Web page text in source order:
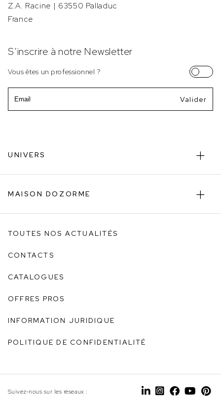
Z.A. Racine | 63550 Palladuc
France
S’inscrire à notre Newsletter
Vous êtes un professionnel ?
UNIVERS
MAISON DOZORME
TOUTES NOS ACTUALITÉS
CONTACTS
CATALOGUES
OFFRES PROS
INFORMATION JURIDIQUE
POLITIQUE DE CONFIDENTIALITÉ
Suivez-nous sur les réseaux :